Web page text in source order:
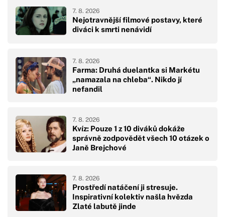
Nejotravnější filmové postavy, které
diváci k smrti nenávidí
7. 8. 2026
Farma: Druhá duelantka si Markétu
„namazala na chleba“. Nikdo jí
nefandil
7. 8. 2026
Kvíz: Pouze 1 z 10 diváků dokáže
správně zodpovědět všech 10 otázek o
Janě Brejchové
7. 8. 2026
Prostředí natáčení ji stresuje.
Inspirativní kolektiv našla hvězda
Zlaté labutě jinde
7. 8. 2026